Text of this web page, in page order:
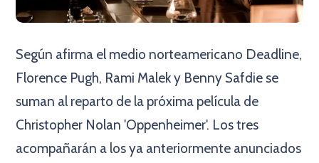
Según afirma el medio norteamericano Deadline,
Florence Pugh, Rami Malek y Benny Safdie se
suman al reparto de la próxima película de
Christopher Nolan 'Oppenheimer'. Los tres
acompañarán a los ya anteriormente anunciados